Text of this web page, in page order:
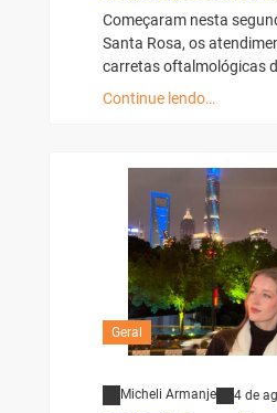
Começaram nesta
Santa Rosa, os
carretas oftalmológicas
Continue lendo…
Geral
Micheli Armanje 4 de